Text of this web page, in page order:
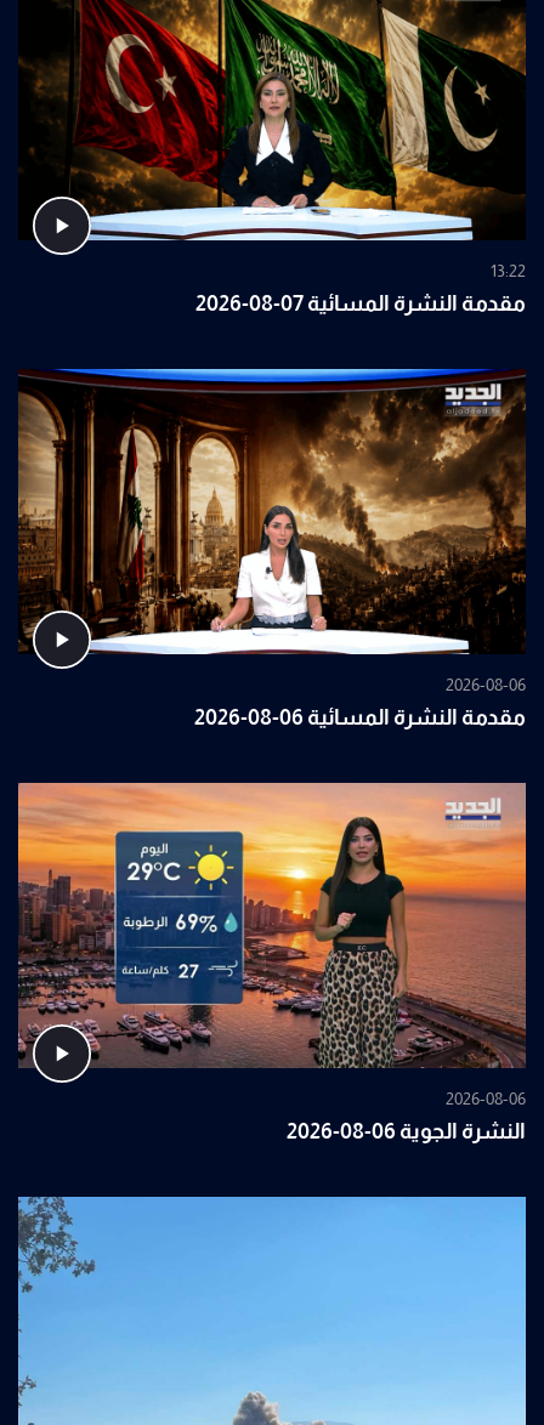
13:22
مقدمة النشرة المسائية 07-08-2026
2026-08-06
مقدمة النشرة المسائية 06-08-2026
2026-08-06
النشرة الجوية 06-08-2026